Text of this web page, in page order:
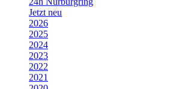
Jetzt neu
2026
2025
2024
2023
2022
2021